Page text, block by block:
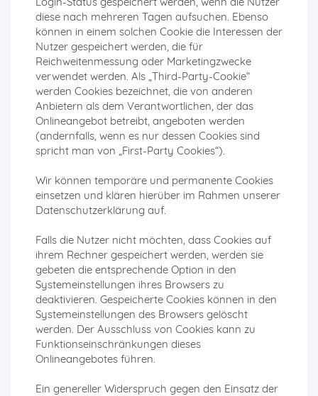
diese nach mehreren Tagen aufsuchen. Ebenso
können in einem solchen Cookie die Interessen der
Nutzer gespeichert werden, die für
Reichweitenmessung oder Marketingzwecke
verwendet werden. Als „Third-Party-Cookie“
werden Cookies bezeichnet, die von anderen
Anbietern als dem Verantwortlichen, der das
Onlineangebot betreibt, angeboten werden
(andernfalls, wenn es nur dessen Cookies sind
spricht man von „First-Party Cookies“).
Wir können temporäre und permanente Cookies
einsetzen und klären hierüber im Rahmen unserer
Datenschutzerklärung auf.
Falls die Nutzer nicht möchten, dass Cookies auf
ihrem Rechner gespeichert werden, werden sie
gebeten die entsprechende Option in den
Systemeinstellungen ihres Browsers zu
deaktivieren. Gespeicherte Cookies können in den
Systemeinstellungen des Browsers gelöscht
werden. Der Ausschluss von Cookies kann zu
Funktionseinschränkungen dieses
Onlineangebotes führen.
Ein genereller Widerspruch gegen den Einsatz der